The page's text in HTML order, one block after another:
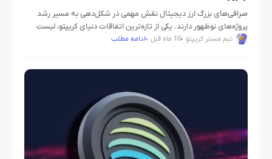
صرافی‌های بزرگ ارز دیجیتال نقش مهمی در شکل‌دهی به مسیر رشد
پروژه‌های نوظهور دارند. یکی از تازه‌ترین اتفاقات دنیای کریپتو، لیست
شدن توکن ZORA در صرافی معتبر Bithumb کره جنوبی
تیم مستر کریپتو 10 ماه قبل ادامه مطلب